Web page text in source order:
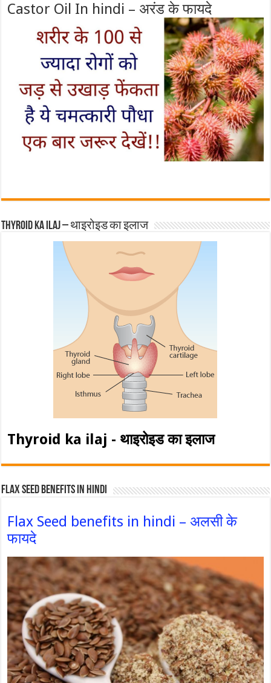
Castor Oil In hindi – अरंड के फायदे
Thyroid ka ilaj – थाइरोइड का इलाज
Thyroid ka ilaj - थाइरोइड का इलाज
Flax Seed Benefits in hindi
Flax Seed benefits in hindi – अलसी के
फायदे